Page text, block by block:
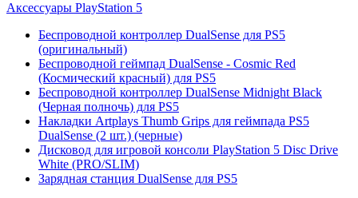
Аксессуары PlayStation 5
Беспроводной контроллер DualSense для PS5
(оригинальный)
Беспроводной геймпад DualSense - Cosmic Red
(Космический красный) для PS5
Беспроводной контроллер DualSense Midnight Black
(Черная полночь) для PS5
Накладки Artplays Thumb Grips для геймпада PS5
DualSense (2 шт.) (черные)
Дисковод для игровой консоли PlayStation 5 Disc Drive
White (PRO/SLIM)
Зарядная станция DualSense для PS5